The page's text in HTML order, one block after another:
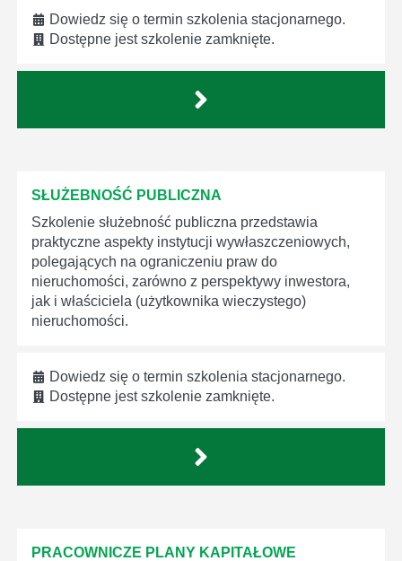
Dowiedz się o termin szkolenia stacjonarnego.
Dostępne jest szkolenie zamknięte.
SŁUŻEBNOŚĆ PUBLICZNA
Szkolenie służebność publiczna przedstawia
praktyczne aspekty instytucji wywłaszczeniowych,
polegających na ograniczeniu praw do
nieruchomości, zarówno z perspektywy inwestora,
jak i właściciela (użytkownika wieczystego)
nieruchomości.
Dowiedz się o termin szkolenia stacjonarnego.
Dostępne jest szkolenie zamknięte.
PRACOWNICZE PLANY KAPITAŁOWE